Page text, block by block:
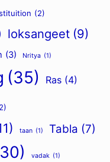
(2)
loksangeet (9)
(3) Nritya (1)
(35) Ras (4)
taan (1) Tabla (7)
vadak (1)